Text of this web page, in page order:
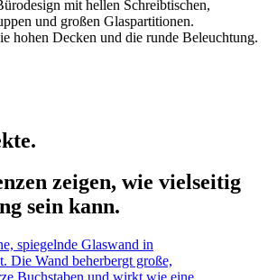
zeigen, wie vielseitig
sein kann.